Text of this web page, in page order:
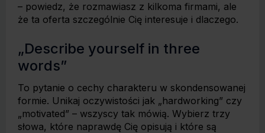
– powiedz, że rozmawiasz z kilkoma firmami, ale
że ta oferta szczególnie Cię interesuje i dlaczego.
„Describe yourself in three
words”
To pytanie o cechy charakteru w skondensowanej
formie. Unikaj oczywistości jak „hardworking” czy
„motivated” – wszyscy tak mówią. Wybierz trzy
słowa, które naprawdę Cię opisują i które są